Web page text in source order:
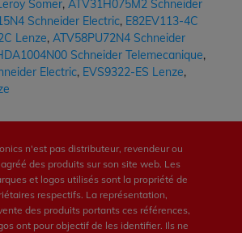
Somer, ATV31H075M2 Schneider
Schneider Electric, E82EV113-4C
Lenze, ATV58PU72N4 Schneider
Schneider Telemecanique,
Electric, EVS9322-ES Lenze,
n'est pas distributeur, revendeur ou
des produits sur son site web. Les
et logos utilisés sont la propriété de
respectifs. La représentation,
des produits portants ces références,
ont pour objectif de les identifier. Ils ne